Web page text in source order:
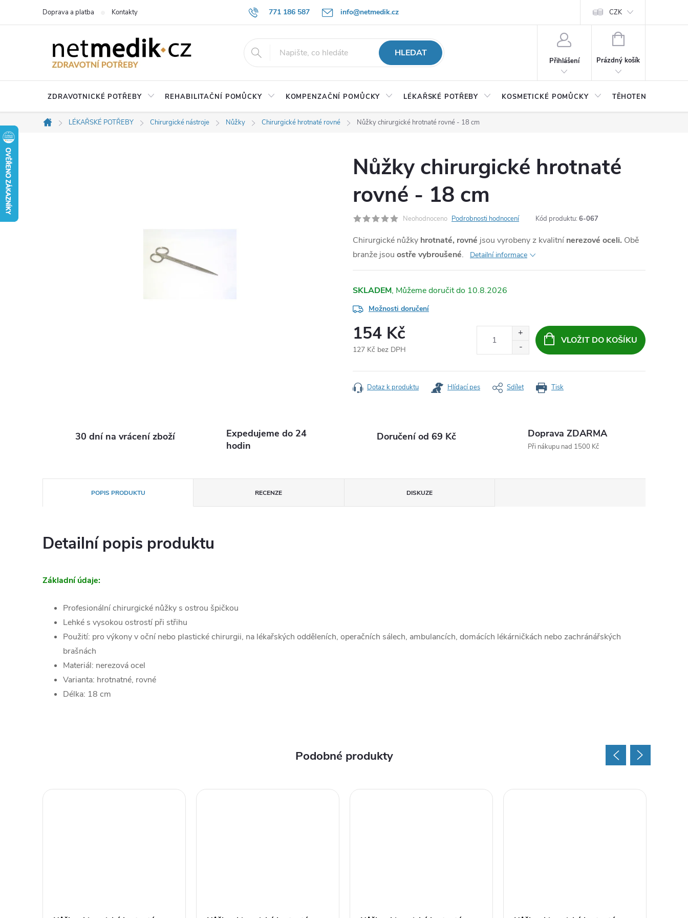
771 186 587 info@netmedik.cz
Doprava a platba Kontakty CZK
HLEDAT
Přihlášení
NÁKUPNÍ
Prázdný košík
ZDRAVOTNICKÉ POTŘEBY REHABILITAČNÍ POMŮCKY KOMPENZAČNÍ POMŮCKY LÉKAŘSKÉ POTŘEBY KOSMETICKÉ POMŮCKY TĚHOTENSTVÍ, DĚTI
Domů
LÉKAŘSKÉ POTŘEBY Chirurgické nástroje Nůžky Chirurgické hrotnaté rovné Nůžky chirurgické hrotnaté rovné - 18 cm
Nůžky chirurgické hrotnaté
rovné - 18 cm
Neohodnoceno Podrobnosti hodnocení Kód produktu: 6-067
Chirurgické nůžky hrotnaté, rovné jsou vyrobeny z kvalitní nerezové oceli. Obě
branže jsou ostře vybroušené. Detailní informace
SKLADEM 10.8.2026
Možnosti doručení
154 Kč
127 Kč bez DPH
cena:
VLOŽIT DO KOŠÍKU
Tisk
Dotaz k produktu Hlídací pes Sdílet
30 dní na vrácení zboží
Expedujeme do 24
hodin
Doručení od 69 Kč Doprava ZDARMA
Při nákupu nad 1500 Kč
POPIS PRODUKTU RECENZE DISKUZE
Detailní popis produktu
Základní údaje:
Profesionální chirurgické nůžky s ostrou špičkou
Lehké s vysokou ostrostí při střihu
Použití: pro výkony v oční nebo plastické chirurgii, na lékařských odděleních, operačních sálech, ambulancích, domácích lékárničkách nebo zachránářských
brašnách
Materiál: nerezová ocel
Varianta: hrotnatné, rovné
Délka: 18 cm